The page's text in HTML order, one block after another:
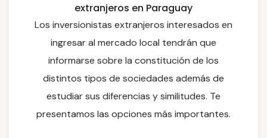
extranjeros en Paraguay
Los inversionistas extranjeros interesados en
ingresar al mercado local tendrán que
informarse sobre la constitución de los
distintos tipos de sociedades además de
estudiar sus diferencias y similitudes. Te
presentamos las opciones más importantes.